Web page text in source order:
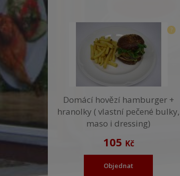
Domácí hovězí hamburger +
hranolky ( vlastní pečené bulky,
maso i dressing)
105 Kč
Objednat
?